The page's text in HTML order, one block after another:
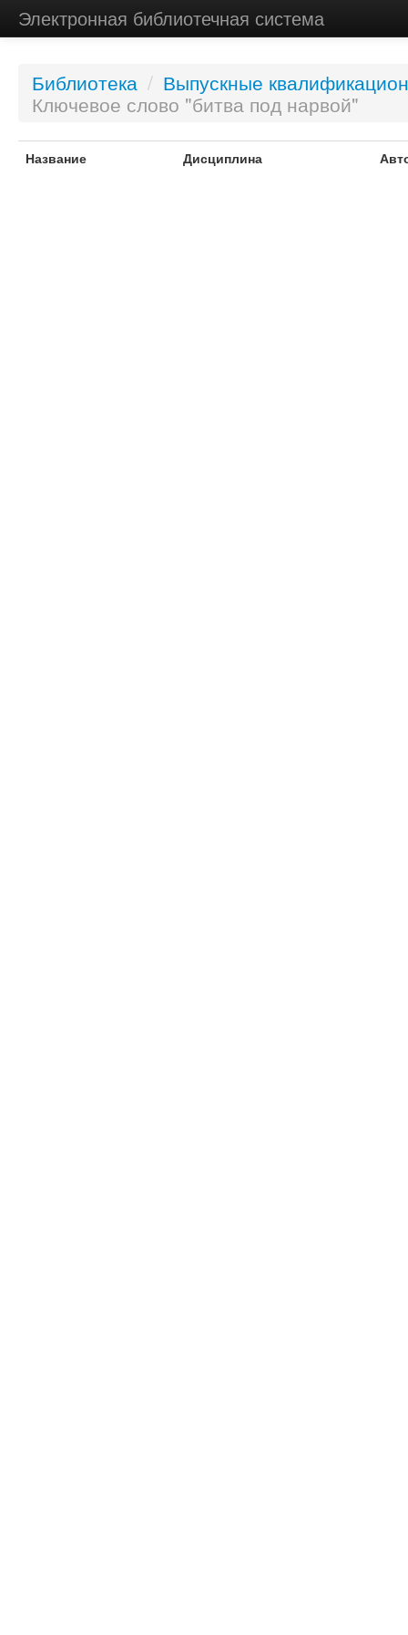
Электронная библиотечная система
Библиотека / Выпускные
Ключевое слово "битва под нарвой"
Название Дисциплина